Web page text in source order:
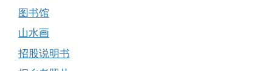
图书馆
山水画
招股说明书